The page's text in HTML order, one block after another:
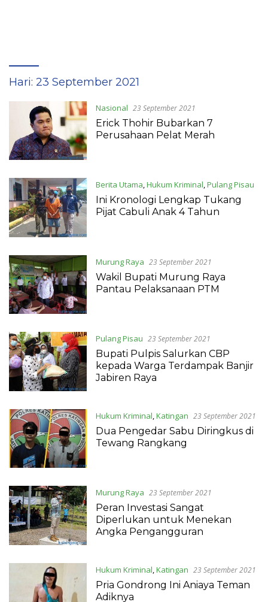
Hari: 23 September 2021
Nasional 23 September 2021
Erick Thohir Bubarkan 7
Perusahaan Pelat Merah
Berita Utama,Hukum Kriminal,Pulang Pisau
23 September 2021
Ini Kronologi Lengkap Tukang
Pijat Cabuli Anak 4 Tahun
Murung Raya 23 September 2021
Wakil Bupati Murung Raya
Pantau Pelaksanaan PTM
Pulang Pisau 23 September 2021
Bupati Pulpis Salurkan CBP
kepada Warga Terdampak Banjir
Jabiren Raya
Hukum Kriminal,Katingan 23 September 2021
Dua Pengedar Sabu Diringkus di
Tewang Rangkang
Murung Raya 23 September 2021
Peran Investasi Sangat
Diperlukan untuk Menekan
Angka Pengangguran
Hukum Kriminal,Katingan 23 September 2021
Pria Gondrong Ini Aniaya Teman
Adiknya